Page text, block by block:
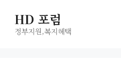
HD 포럼
정부지원,복지헤택